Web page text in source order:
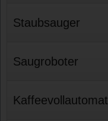
Staubsauger
Saugroboter
Kaffeevollautomat